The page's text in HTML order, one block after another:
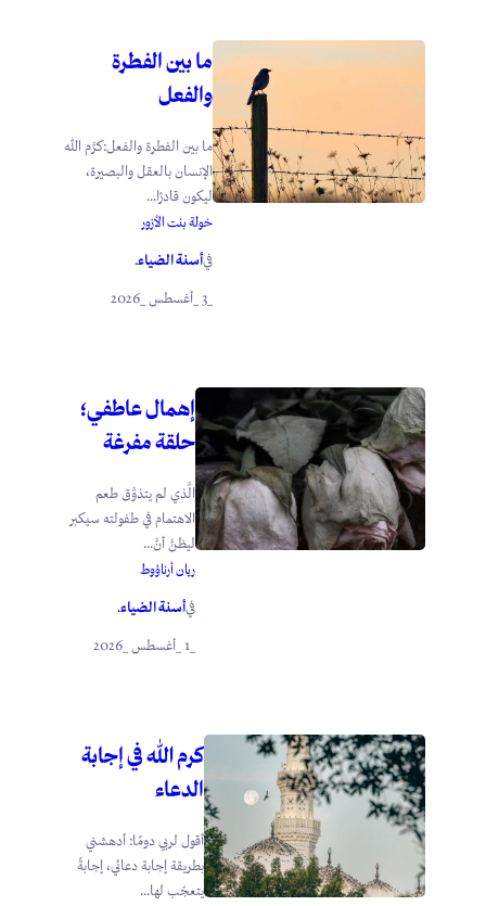
ما بين الفطرة
والفعل
ما بين الفطرة والفعل:كرَّم الله
الإنسان بالعقل والبصيرة،
ليكون قادرًا...
خولة بنت الأزور
فيأسنة الضياء.
إهمال عاطفي؛
حلقة مفرغة
الَّذي لم يتذوَّق طعم
الاهتمام في طفولته سيكبر
ليظنَّ أنَّ...
ريان أرناؤوط
فيأسنة الضياء.
_1 _أغسطس _2026
كرم الله في إجابة
الدعاء
أقول لربي دومًا: أدهشني
بطريقة إجابة دعائي، إجابةً
يتعجّب لها...